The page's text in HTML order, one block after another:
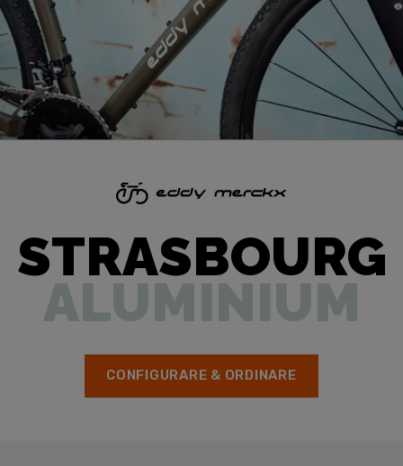
STRASBOURG
ALUMINIUM
CONFIGURARE & ORDINARE